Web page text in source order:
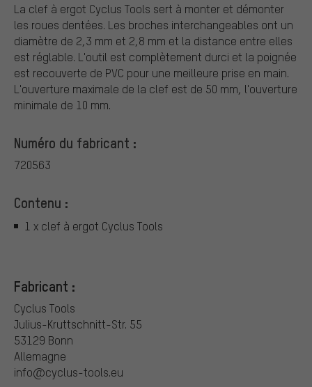
La clef à ergot Cyclus Tools sert à monter et démonter
les roues dentées. Les broches interchangeables ont un
diamètre de 2,3 mm et 2,8 mm et la distance entre elles
est réglable. L'outil est complètement durci et la poignée
est recouverte de PVC pour une meilleure prise en main.
L'ouverture maximale de la clef est de 50 mm, l'ouverture
minimale de 10 mm.
Numéro du fabricant :
720563
Contenu :
1 x clef à ergot Cyclus Tools
Fabricant :
Cyclus Tools
Julius-Kruttschnitt-Str. 55
53129 Bonn
Allemagne
info@cyclus-tools.eu